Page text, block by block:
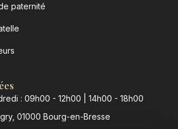
paternité
: 09h00 - 12h00 | 14h00 - 18h00
01000 Bourg-en-Bresse